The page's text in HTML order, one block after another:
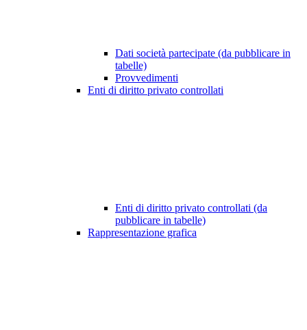
Dati società partecipate (da pubblicare in
tabelle)
Provvedimenti
Enti di diritto privato controllati
Enti di diritto privato controllati (da
pubblicare in tabelle)
Rappresentazione grafica